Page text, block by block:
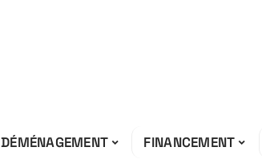
DÉMÉNAGEMENT FINANCEMENT